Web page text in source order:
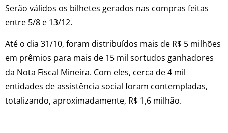
Serão válidos os bilhetes gerados nas compras feitas
entre 5/8 e 13/12.
Até o dia 31/10, foram distribuídos mais de R$ 5 milhões
em prêmios para mais de 15 mil sortudos ganhadores
da Nota Fiscal Mineira. Com eles, cerca de 4 mil
entidades de assistência social foram contempladas,
totalizando, aproximadamente, R$ 1,6 milhão.